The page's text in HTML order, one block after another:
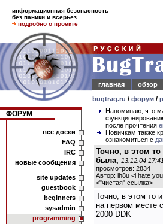
информационная безопасность
без паники и всерьез
подробно о проекте
главная
обзор
bugtraq.ru / форум /
ФОРУМ
все доски
FAQ
IRC
новые сообщения
site updates
guestbook
beginners
sysadmin
programming
Напоминаю, что
после прочтения
Новичкам также
ознакомиться с
Точно, в этом
была, 13.12.04 17:41
просмотров: 2834
Автор: ih8u <i hate
<"чистая" ссылка>
Точно, в этом то
на первом месте
2000 DDK